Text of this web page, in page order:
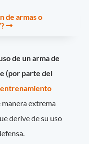
de armas o
de un arma de
(por parte del
entrenamiento
extrema
derive de su uso